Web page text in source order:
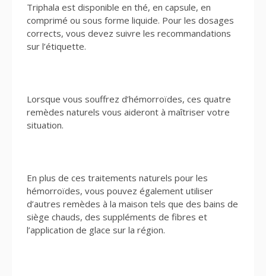
Triphala est disponible en thé, en capsule, en
comprimé ou sous forme liquide. Pour les dosages
corrects, vous devez suivre les recommandations
sur l’étiquette.
Lorsque vous souffrez d’hémorroïdes, ces quatre
remèdes naturels vous aideront à maîtriser votre
situation.
En plus de ces traitements naturels pour les
hémorroïdes, vous pouvez également utiliser
d’autres remèdes à la maison tels que des bains de
siège chauds, des suppléments de fibres et
l’application de glace sur la région.